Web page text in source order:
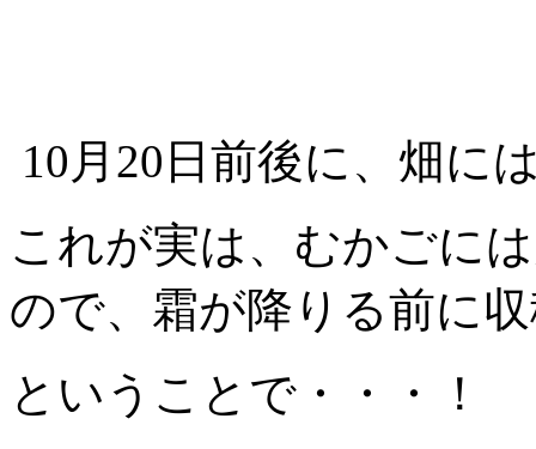
10月20日前後に、畑に
これが実は、むかごに
ので、霜が降りる前に
ということで・・・！